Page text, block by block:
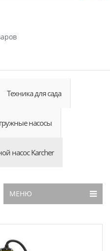
Техника для сада
насосы
насос Karcher
МЕНЮ